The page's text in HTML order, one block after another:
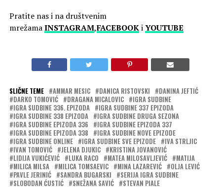
Pratite nas i na društvenim
mrežamaINSTAGRAM,FACEBOOKiYOUTUBE
SLIČNE TEME AMMAR MESIC DANICA RISTOVSKI
DANINA JEFTIĆ
DARKO TOMOVIĆ
DRAGANA MICALOVIC
IGRA SUDBINE
IGRA SUDBINE 336. EPIZODA
IGRA SUDBINE 337 EPIZODA
IGRA SUDBINE 338 EPIZODA
IGRA SUDBINE DRUGA SEZONA
IGRA SUDBINE EPIZODA 336
IGRA SUDBINE EPIZODA 337
IGRA SUDBINE EPIZODA 338
IGRA SUDBINE NOVE EPIZODE
IGRA SUDBINE ONLINE
IGRA SUDBINE SVE EPIZODE
IVA STRLJIC
IVAN TOMOVIĆ
JELENA DJUKIC
KRISTINA JOVANOVIĆ
LIDIJA VUKIĆEVIĆ
LUKA RACO MATEA MILOSAVLJEVIĆ
MATIJA
MILICA MILSA
MILICA TOMSAEVIC MINA LAZAREVIĆ
OLJA LEVIĆ
PAVLE JERINIĆ
SANDRA BUGARSKI
SERIJA IGRA SUDBINE
SLOBODAN ĆUSTIĆ
SNEŽANA SAVIĆ STEVAN PIALE